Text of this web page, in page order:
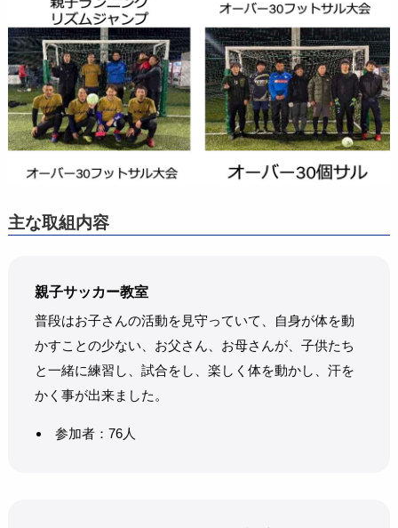
主な取組内容
親子サッカー教室
普段はお子さんの活動を見守っていて、自身が体を動
かすことの少ない、お父さん、お母さんが、子供たち
と一緒に練習し、試合をし、楽しく体を動かし、汗を
かく事が出来ました。
参加者：76人